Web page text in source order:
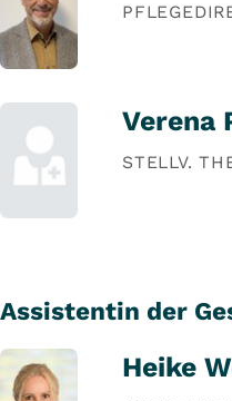
Verena
STELLV.
Assistentin der
Heike